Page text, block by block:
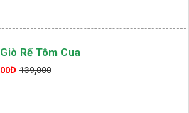
Rế Tôm Cua
139,000